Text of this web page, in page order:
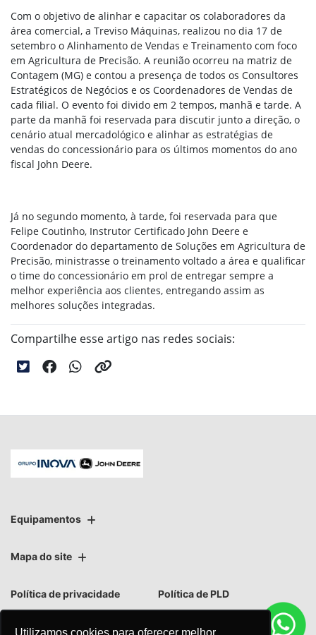
Utilizamos cookies para oferecer melhor
Com o objetivo de alinhar e capacitar os colaboradores da
área comercial, a Treviso Máquinas, realizou no dia 17 de
setembro o Alinhamento de Vendas e Treinamento com foco
em Agricultura de Precisão. A reunião ocorreu na matriz de
Contagem (MG) e contou a presença de todos os Consultores
Estratégicos de Negócios e os Coordenadores de Vendas de
cada filial. O evento foi divido em 2 tempos, manhã e tarde. A
parte da manhã foi reservada para discutir junto a direção, o
cenário atual mercadológico e alinhar as estratégias de
vendas do concessionário para os últimos momentos do ano
fiscal John Deere.
Já no segundo momento, à tarde, foi reservada para que
Felipe Coutinho, Instrutor Certificado John Deere e
Coordenador do departamento de Soluções em Agricultura de
Precisão, ministrasse o treinamento voltado a área e qualificar
o time do concessionário em prol de entregar sempre a
melhor experiência aos clientes, entregando assim as
melhores soluções integradas.
Compartilhe esse artigo nas redes sociais:
Equipamentos
Mapa do site
Política de privacidade Política de PLD